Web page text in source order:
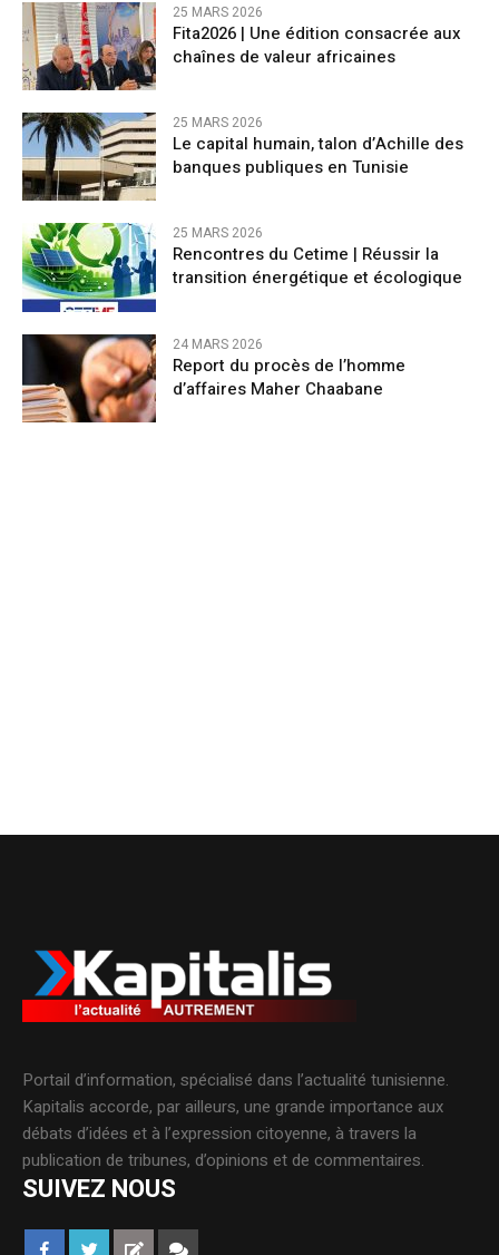
25 MARS 2026
Fita2026 | Une édition consacrée aux
chaînes de valeur africaines
25 MARS 2026
Le capital humain, talon d’Achille des
banques publiques en Tunisie
25 MARS 2026
Rencontres du Cetime | Réussir la
transition énergétique et écologique
24 MARS 2026
Report du procès de l’homme
d’affaires Maher Chaabane
Portail d’information, spécialisé dans l’actualité tunisienne.
Kapitalis accorde, par ailleurs, une grande importance aux
débats d’idées et à l’expression citoyenne, à travers la
publication de tribunes, d’opinions et de commentaires.
SUIVEZ NOUS